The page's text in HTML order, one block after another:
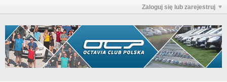
Zaloguj się lub zarejestruj